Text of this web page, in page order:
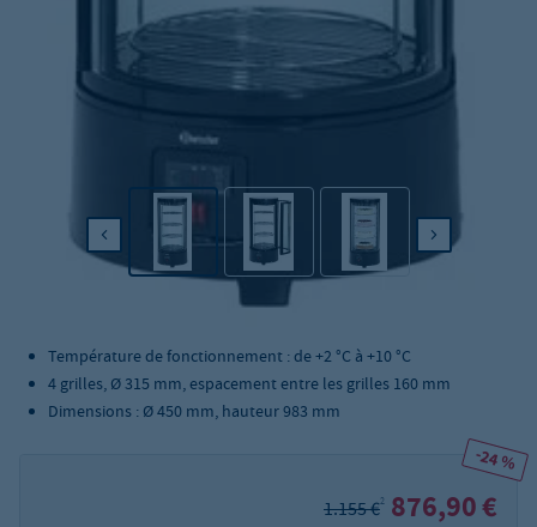
Température de fonctionnement : de +2 °C à +10 °C
4 grilles, Ø 315 mm, espacement entre les grilles 160 mm
Dimensions : Ø 450 mm, hauteur 983 mm
-24 %
1.155 €2 876,90 €